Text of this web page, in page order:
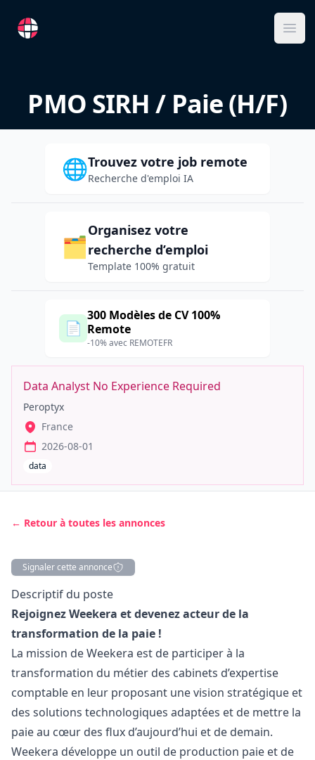
RemoteFR
PMO SIRH / Paie (H/F)
🌐Trouvez votre job remote
Recherche d'emploi IA
🗂️
Organisez votre
recherche d’emploi
Template 100% gratuit
📄
300 Modèles de CV 100%
Remote
-10% avec REMOTEFR
Data Analyst No Experience Required
Peroptyx
France
2026-08-01
data
← Retour à toutes les annonces
Signaler cette annonce
Description
Descriptif du poste
Rejoignez Weekera et devenez acteur de la
transformation de la paie !
La mission de Weekera est de participer à la
transformation du métier des cabinets d’expertise
comptable en leur proposant une vision stratégique et
des solutions technologiques adaptées et de mettre la
paie au cœur des flux d’aujourd’hui et de demain.
Weekera développe un outil de production paie et de